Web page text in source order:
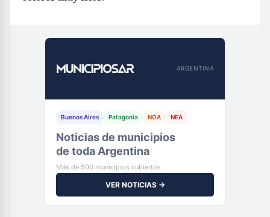
ARGENTINA
Buenos Aires Patagonia NOA NEA
Noticias de municipios
de toda Argentina
Más de 500 municipios cubiertos
VER NOTICIAS →